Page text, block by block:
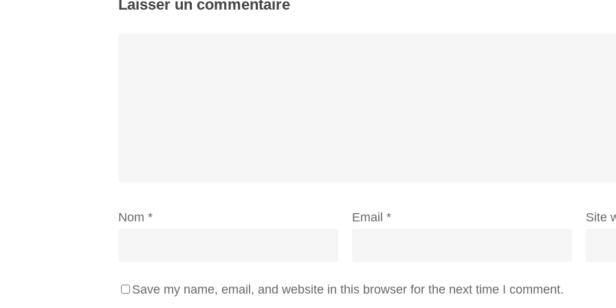
Laisser un commentaire
Nom * Email * Site
Save my name, email, and website in this browser for the next time I comment.